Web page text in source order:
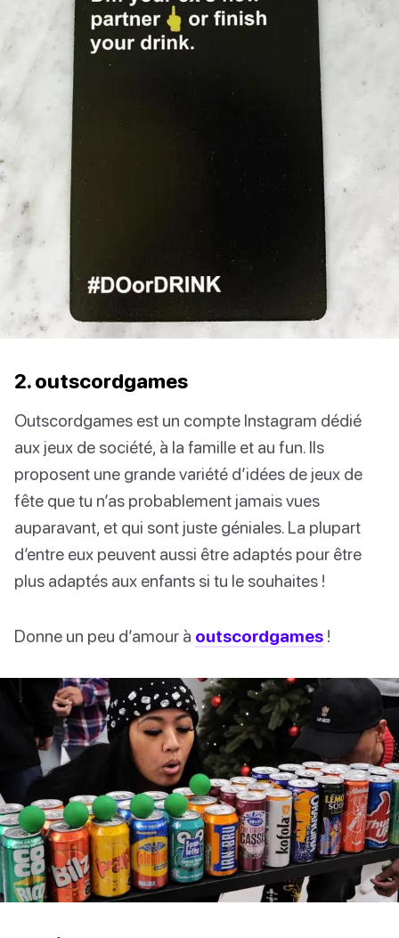
2. outscordgames
Outscordgames est un compte Instagram dédié
aux jeux de société, à la famille et au fun. Ils
proposent une grande variété d’idées de jeux de
fête que tu n’as probablement jamais vues
auparavant, et qui sont juste géniales. La plupart
d’entre eux peuvent aussi être adaptés pour être
plus adaptés aux enfants si tu le souhaites !
Donne un peu d’amour à outscordgames !